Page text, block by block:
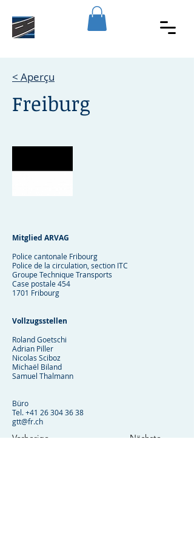
< Aperçu
Freiburg
Mitglied ARVAG
Police cantonale Fribourg
Police de la circulation, section ITC
Groupe Technique Transports
Case postale 454
1701 Fribourg
Vollzugsstellen
Roland Goetschi
Adrian Piller
Nicolas Sciboz
Michaël Biland
Samuel Thalmann
Büro
Tel. +41 26 304 36 38
gtt@fr.ch
Vorherige Nächste